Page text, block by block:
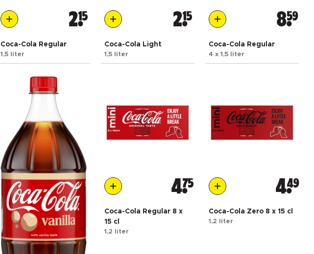
215
Coca-Cola Regular
1,5 liter
215
Coca-Cola Light
1,5 liter
859
Coca-Cola Regular
4 x 1,5 liter
475
Coca-Cola Regular 8 x
15 cl
1,2 liter
449
Coca-Cola Zero 8 x 15 cl
1,2 liter